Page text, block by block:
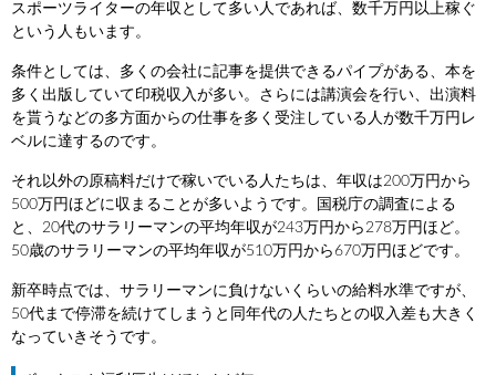
スポーツライターの年収として多い人であれば、数千万円以上稼ぐ
という人もいます。
条件としては、多くの会社に記事を提供できるパイプがある、本を
多く出版していて印税収入が多い。さらには講演会を行い、出演料
を貰うなどの多方面からの仕事を多く受注している人が数千万円レ
ベルに達するのです。
それ以外の原稿料だけで稼いでいる人たちは、年収は200万円から
500万円ほどに収まることが多いようです。国税庁の調査による
と、20代のサラリーマンの平均年収が243万円から278万円ほど。
50歳のサラリーマンの平均年収が510万円から670万円ほどです。
新卒時点では、サラリーマンに負けないくらいの給料水準ですが、
50代まで停滞を続けてしまうと同年代の人たちとの収入差も大きく
なっていきそうです。